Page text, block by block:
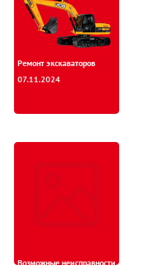
Ремонт экскаваторов
07.11.2024
Возможные неисправности